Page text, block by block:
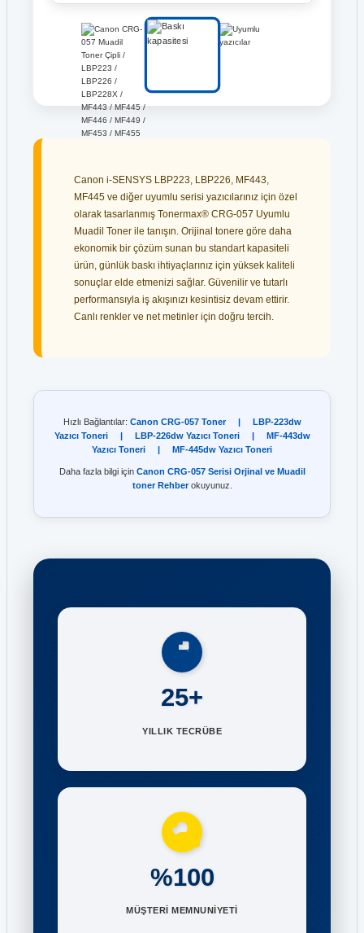
Canon i-SENSYS LBP223, LBP226, MF443,
MF445 ve diğer uyumlu serisi yazıcılarınız için özel
olarak tasarlanmış Tonermax® CRG-057 Uyumlu
Muadil Toner ile tanışın. Orijinal tonere göre daha
ekonomik bir çözüm sunan bu standart kapasiteli
ürün, günlük baskı ihtiyaçlarınız için yüksek kaliteli
sonuçlar elde etmenizi sağlar. Güvenilir ve tutarlı
performansıyla iş akışınızı kesintisiz devam ettirir.
Canlı renkler ve net metinler için doğru tercih.
Hızlı Bağlantılar: Canon CRG-057 Toner |
LBP-223dw
Yazıcı Toneri
| LBP-226dw Yazıcı Toneri |
MF-443dw
Yazıcı Toneri
| MF-445dw Yazıcı Toneri
Daha fazla bilgi için Canon CRG-057 Serisi Orjinal ve Muadil
toner Rehberokuyunuz.
25+
YILLIK TECRÜBE
%100
MÜŞTERİ MEMNUNİYETİ